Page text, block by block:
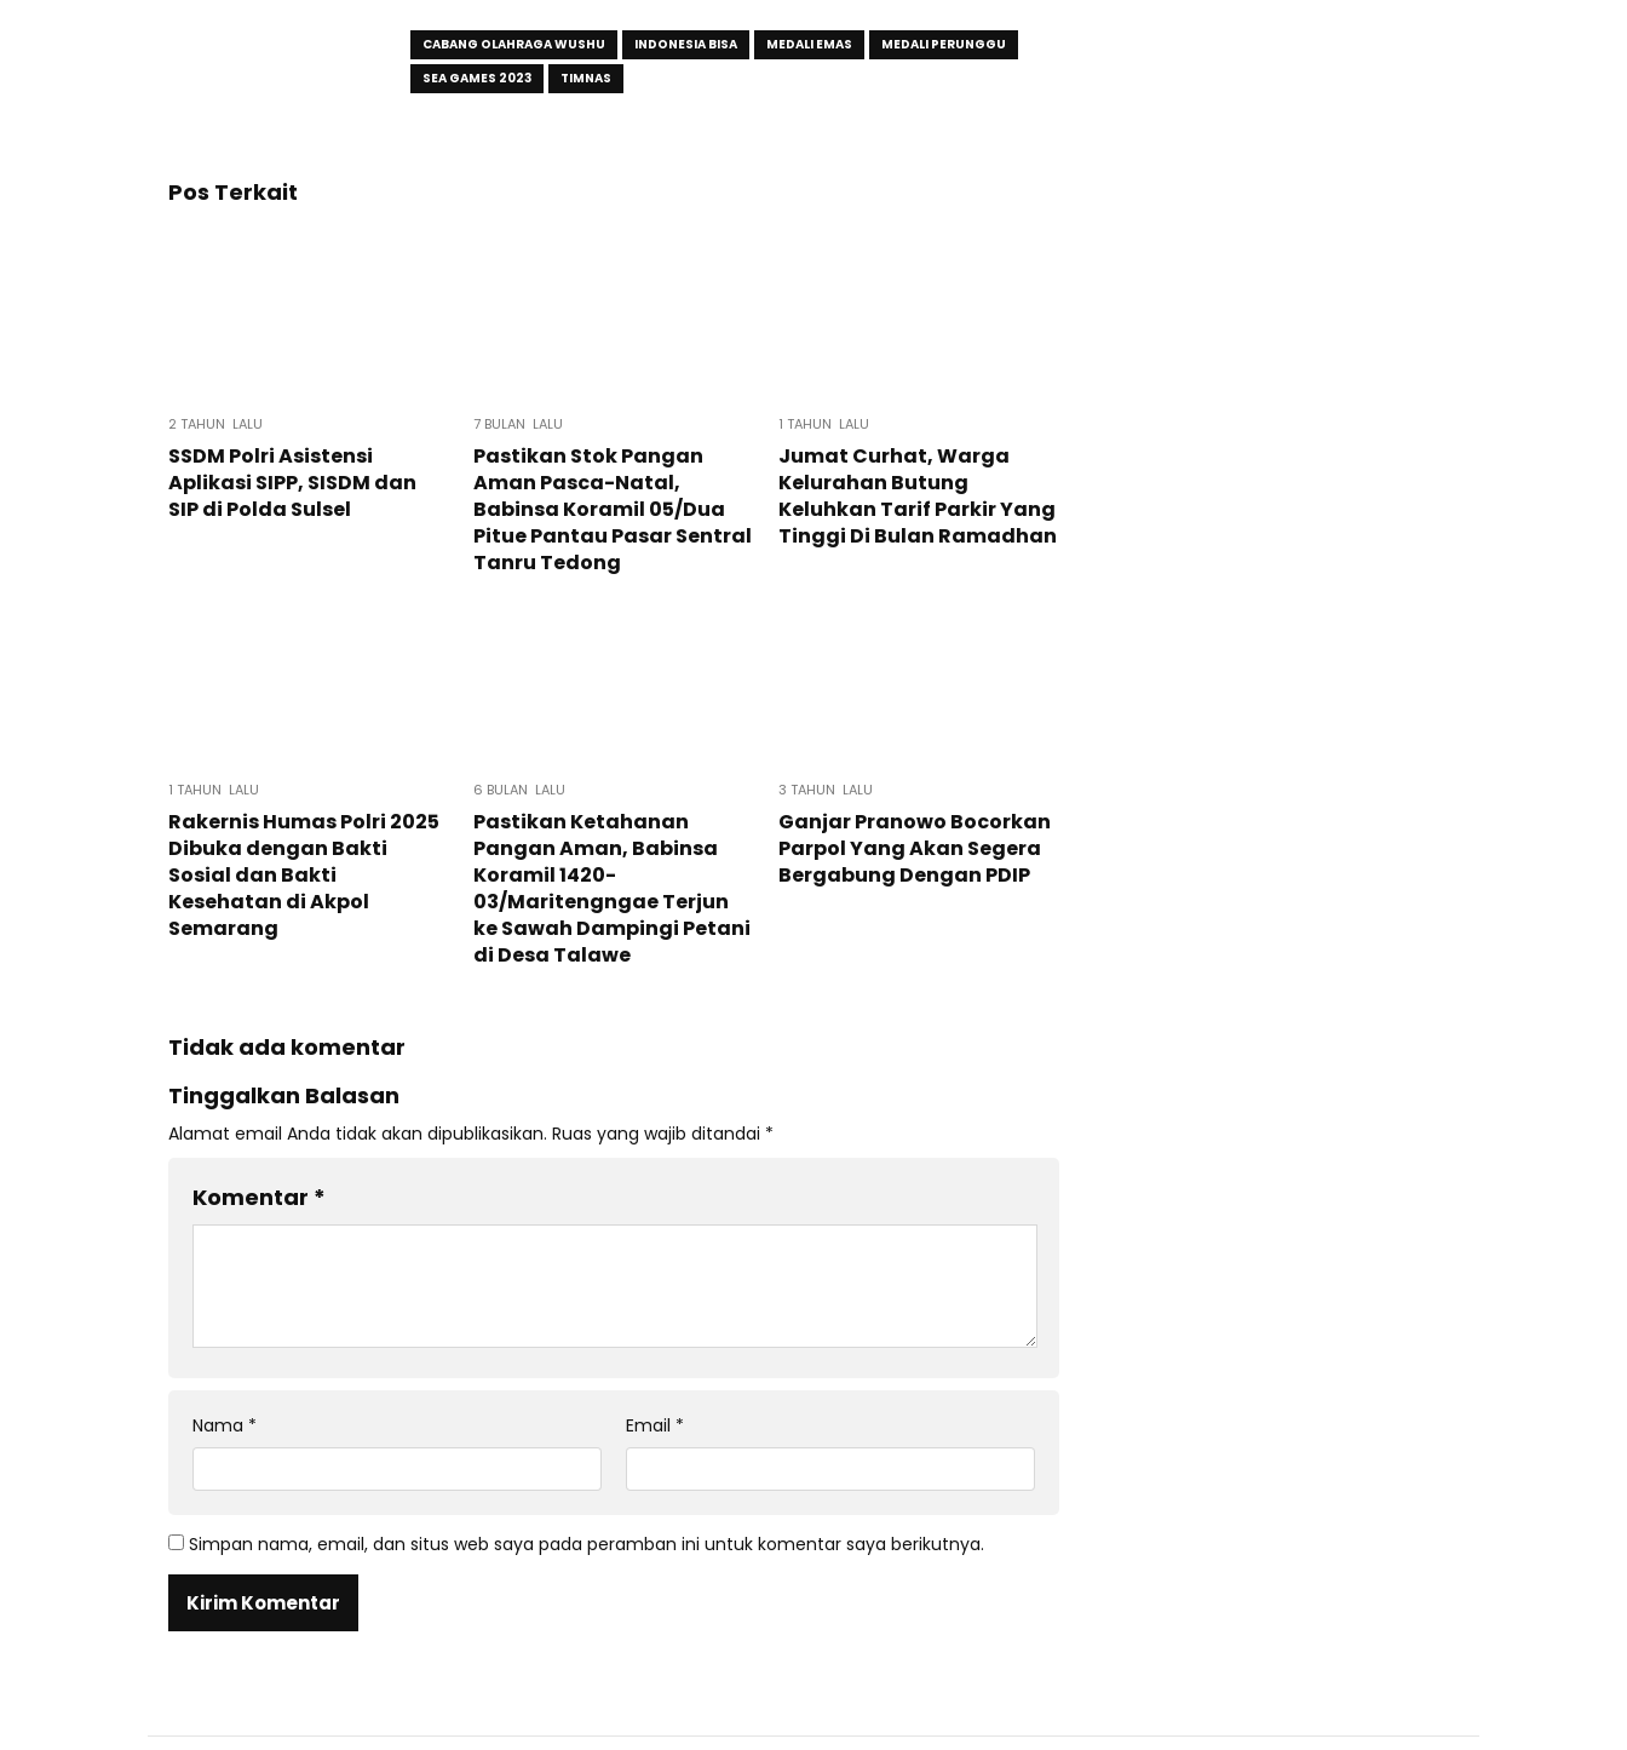
CABANG OLAHRAGA WUSHU INDONESIA BISA MEDALI EMAS
MEDALI PERUNGGU
SEA GAMES 2023
TIMNAS
Pos Terkait
2 TAHUN LALU
SSDM Polri Asistensi
Aplikasi SIPP, SISDM dan
SIP di Polda Sulsel
7 BULAN LALU
Pastikan Stok Pangan
Aman Pasca-Natal,
Babinsa Koramil 05/Dua
Pitue Pantau Pasar Sentral
Tanru Tedong
1 TAHUN LALU
Jumat Curhat, Warga
Kelurahan Butung
Keluhkan Tarif Parkir Yang
Tinggi Di Bulan Ramadhan
1 TAHUN LALU
Rakernis Humas Polri 2025
Dibuka dengan Bakti
Sosial dan Bakti
Kesehatan di Akpol
Semarang
6 BULAN LALU
Pastikan Ketahanan
Pangan Aman, Babinsa
Koramil 1420-
03/Maritengngae Terjun
ke Sawah Dampingi Petani
di Desa Talawe
3 TAHUN LALU
Ganjar Pranowo Bocorkan
Parpol Yang Akan Segera
Bergabung Dengan PDIP
Tidak ada komentar
Tinggalkan Balasan
Alamat email Anda tidak akan dipublikasikan. Ruas yang wajib ditandai *
Komentar *
Nama * Email *
Simpan nama, email, dan situs web saya pada peramban ini untuk komentar saya berikutnya.